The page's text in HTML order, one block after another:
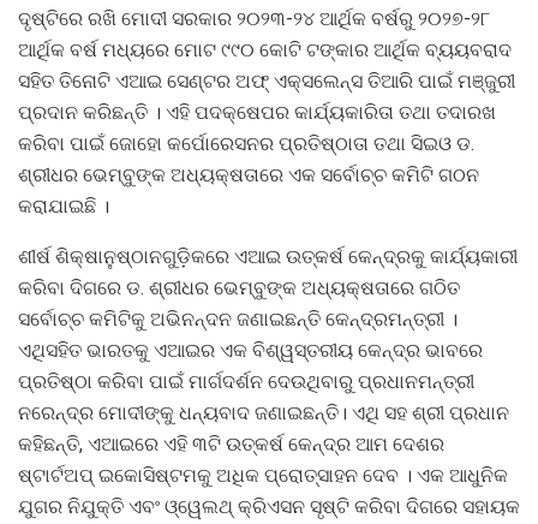
ଦୃଷ୍ଟିରେ ରଖି ମୋଦୀ ସରକାର ୨୦୨୩-୨୪ ଆର୍ଥିକ ବର୍ଷରୁ ୨୦୨୭-୨୮
ଆର୍ଥିକ ବର୍ଷ ମଧ୍ୟରେ ମୋଟ ୯୯୦ କୋଟି ଟଙ୍କାର ଆର୍ଥିକ ବ୍ୟୟବରାଦ
ସହିତ ତିନୋଟି ଏଆଇ ସେଣ୍ଟର ଅଫ୍ ଏକ୍ସଲେନ୍ସ ତିଆରି ପାଇଁ ମଞ୍ଜୁରୀ
ପ୍ରଦାନ କରିଛନ୍ତି । ଏହି ପଦକ୍ଷେପର କାର୍ଯ୍ୟକାରିତା ତଥା ତଦାରଖ
କରିବା ପାଇଁ ଜୋହୋ କର୍ପୋରେସନର ପ୍ରତିଷ୍ଠାତା ତଥା ସିଇଓ ଡ.
ଶ୍ରୀଧର ଭେମ୍ବୁଙ୍କ ଅଧ୍ୟକ୍ଷତାରେ ଏକ ସର୍ବୋଚ୍ଚ କମିଟି ଗଠନ
କରାଯାଇଛି ।
ଶୀର୍ଷ ଶିକ୍ଷାନୁଷ୍ଠାନଗୁଡ଼ିକରେ ଏଆଇ ଉତ୍କର୍ଷ କେନ୍ଦ୍ରକୁ କାର୍ଯ୍ୟକାରୀ
କରିବା ଦିଗରେ ଡ. ଶ୍ରୀଧର ଭେମ୍ବୁଙ୍କ ଅଧ୍ୟକ୍ଷତାରେ ଗଠିତ
ସର୍ବୋଚ୍ଚ କମିଟିକୁ ଅଭିନନ୍ଦନ ଜଣାଇଛନ୍ତି କେନ୍ଦ୍ରମନ୍ତ୍ରୀ ।
ଏଥିସହିତ ଭାରତକୁ ଏଆଇର ଏକ ବିଶ୍ୱସ୍ତରୀୟ କେନ୍ଦ୍ର ଭାବରେ
ପ୍ରତିଷ୍ଠା କରିବା ପାଇଁ ମାର୍ଗଦର୍ଶନ ଦେଉଥିବାରୁ ପ୍ରଧାନମନ୍ତ୍ରୀ
ନରେନ୍ଦ୍ର ମୋଦୀଙ୍କୁ ଧନ୍ୟବାଦ ଜଣାଇଛନ୍ତି। ଏଥି ସହ ଶ୍ରୀ ପ୍ରଧାନ
କହିଛନ୍ତି, ଏଆଇରେ ଏହି ୩ଟି ଉତ୍କର୍ଷ କେନ୍ଦ୍ର ଆମ ଦେଶର
ଷ୍ଟାର୍ଟଅପ୍ ଇକୋସିଷ୍ଟମକୁ ଅଧିକ ପ୍ରୋତ୍ସାହନ ଦେବ । ଏକ ଆଧୁନିକ
ଯୁଗର ନିଯୁକ୍ତି ଏବଂ ଓ୍ୱେଲଥ୍ କ୍ରିଏସନ ସୃଷ୍ଟି କରିବା ଦିଗରେ ସହାୟକ